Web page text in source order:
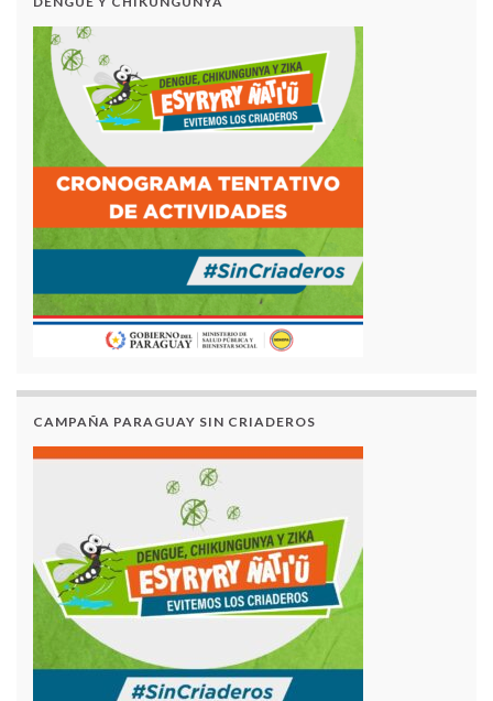
CAMPAÑA PARAGUAY SIN CRIADEROS